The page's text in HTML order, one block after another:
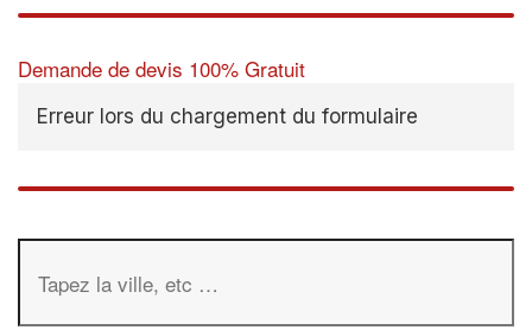
Demande de devis 100% Gratuit
Erreur lors du chargement du formulaire